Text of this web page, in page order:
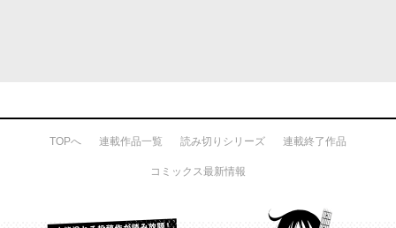
TOPへ 連載作品一覧 読み切りシリーズ 連載終了作品
コミックス最新情報